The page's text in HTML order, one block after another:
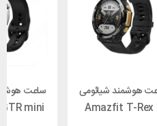
هوشمند شیائومی
Amazfit T-Rex
ساعت
mini